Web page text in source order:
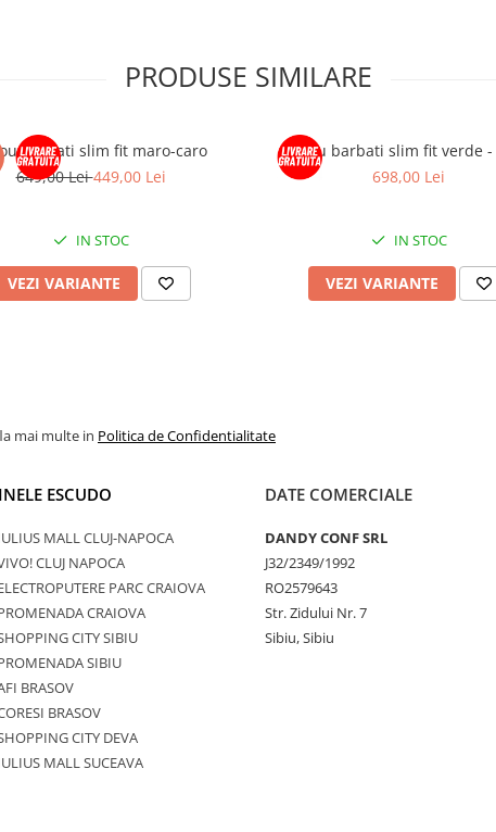
PRODUSE SIMILARE
barbati slim fit maro-caro
649,00 Lei449,00 Lei
IN STOC
VEZI VARIANTE
Sacou barbati slim fit verde
698,00 Lei
IN STOC
VEZI VARIANTE
mai multe in Politica de Confidentialitate
ESCUDO
MALL CLUJ-NAPOCA
CLUJ NAPOCA
PARC CRAIOVA
CRAIOVA
CITY SIBIU
SIBIU
BRASOV
BRASOV
CITY DEVA
MALL SUCEAVA
DATE COMERCIALE
DANDY CONF SRL
J32/2349/1992
RO2579643
Str. Zidului Nr. 7
Sibiu, Sibiu